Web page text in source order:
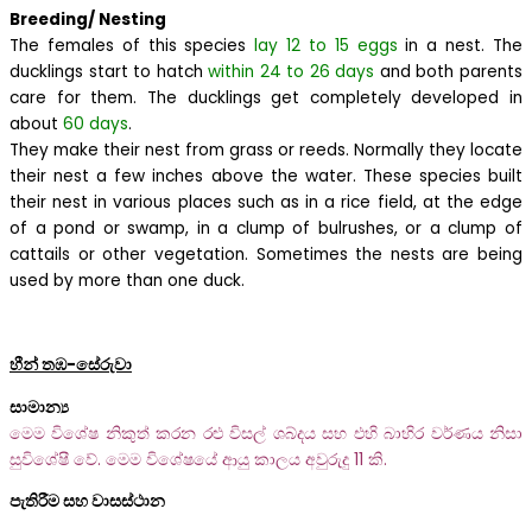
Breeding/ Nesting
The females of this specieslay 12 to 15 eggs in a nest. The
ducklings start to hatchwithin 24 to 26 days and both parents
care for them. The ducklings get completely developed in
about 60 days.
They make their nest from grass or reeds. Normally they locate
their nest a few inches above the water. These species built
their nest in various places such as in a rice field, at the edge
of a pond or swamp, in a clump of bulrushes, or a clump of
cattails or other vegetation. Sometimes the nests are being
used by more than one duck.
හීන් තඹ-සේරුවා
සාමාන්‍ය
මෙම විශේෂ නිකුත් කරන රළු විසල් ශබ්දය සහ එහි බාහිර වර්ණය නිසා
සුවිශේෂී වේ. මෙම විශේෂයේ ආයු කාලය අවුරුදු 11 කි.
පැතිරීම සහ වාසස්ථාන